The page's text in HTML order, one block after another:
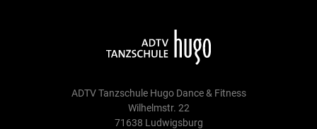
ADTV Tanzschule Hugo Dance & Fitness
Wilhelmstr. 22
71638 Ludwigsburg